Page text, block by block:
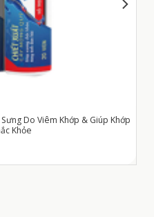
Cường Sinh Lý Nam Giới (Hộp 6